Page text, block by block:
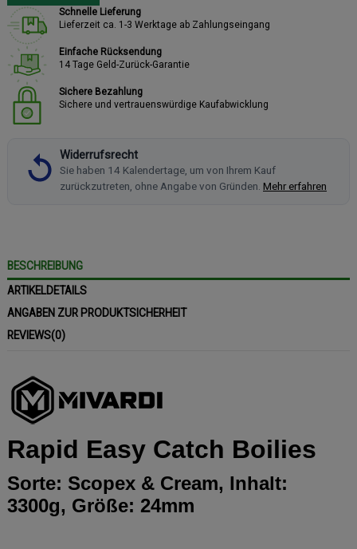
Schnelle Lieferung
Lieferzeit ca. 1-3 Werktage ab Zahlungseingang
Einfache Rücksendung
14 Tage Geld-Zurück-Garantie
Sichere Bezahlung
Sichere und vertrauenswürdige Kaufabwicklung
Widerrufsrecht
Sie haben 14 Kalendertage, um von Ihrem Kauf
zurückzutreten, ohne Angabe von Gründen. Mehr erfahren
BESCHREIBUNG
ARTIKELDETAILS
ANGABEN ZUR PRODUKTSICHERHEIT
REVIEWS(0)
Rapid Easy Catch Boilies
Sorte: Scopex & Cream, Inhalt:
3300g, Größe: 24mm